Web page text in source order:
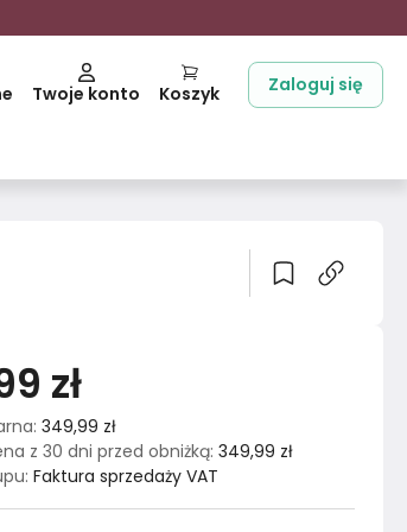
Twoje konto Koszyk Zaloguj się
zł
: 349,99 zł
z 30 dni przed obniżką: 349,99 zł
: Faktura sprzedaży VAT